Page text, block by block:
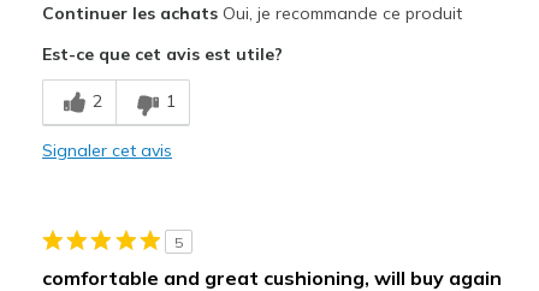
Breathe Well
Comfortable
Les meilleures utilisations
Continuer les achatsOui, je recommande ce produit
Est-ce que cet avis est utile?
2 1
Signaler cet avis
5
comfortable and great cushioning, will buy again